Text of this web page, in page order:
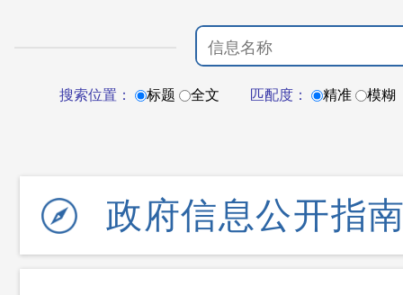
搜索位置： 标题 全文 匹配度： 精准 模糊
政府信息公开指